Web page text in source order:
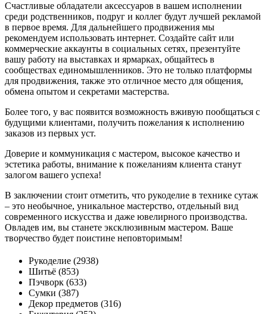
Счастливые обладатели аксессуаров в вашем исполнении
среди родственников, подруг и коллег будут лучшей рекламой
в первое время. Для дальнейшего продвижения мы
рекомендуем использовать интернет. Создайте сайт или
коммерческие аккаунты в социальных сетях, презентуйте
вашу работу на выставках и ярмарках, общайтесь в
сообществах единомышленников. Это не только платформы
для продвижения, также это отличное место для общения,
обмена опытом и секретами мастерства.
Более того, у вас появится возможность вживую пообщаться с
будущими клиентами, получить пожелания к исполнению
заказов из первых уст.
Доверие и коммуникация с мастером, высокое качество и
эстетика работы, внимание к пожеланиям клиента станут
залогом вашего успеха!
В заключении стоит отметить, что рукоделие в технике сутаж
– это необычное, уникальное мастерство, отдельный вид
современного искусства и даже ювелирного производства.
Овладев им, вы станете эксклюзивным мастером. Ваше
творчество будет поистине неповторимым!
Рукоделие (2938)
Шитьё (853)
Пэчворк (633)
Сумки (387)
Декор предметов (316)